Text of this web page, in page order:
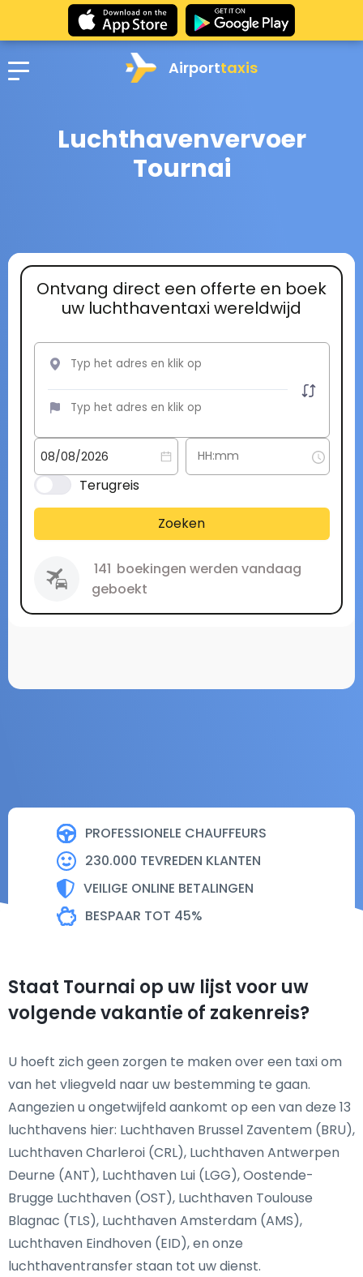
Airporttaxis
Luchthavenvervoer
Tournai
PROFESSIONELE CHAUFFEURS
230.000 TEVREDEN KLANTEN
VEILIGE ONLINE BETALINGEN
BESPAAR TOT 45%
Ontvang direct een offerte en boek
uw luchthaventaxi wereldwijd
Terugreis
Zoeken
141 boekingen werden vandaag
geboekt
Staat Tournai op uw lijst voor uw
volgende vakantie of zakenreis?
U hoeft zich geen zorgen te maken over een taxi om
van het vliegveld naar uw bestemming te gaan.
Aangezien u ongetwijfeld aankomt op een van deze 13
luchthavens hier: Luchthaven Brussel Zaventem (BRU),
Luchthaven Charleroi (CRL), Luchthaven Antwerpen
Deurne (ANT), Luchthaven Lui (LGG), Oostende-
Brugge Luchthaven (OST), Luchthaven Toulouse
Blagnac (TLS), Luchthaven Amsterdam (AMS),
Luchthaven Eindhoven (EID), en onze
luchthaventransfer staan tot uw dienst.